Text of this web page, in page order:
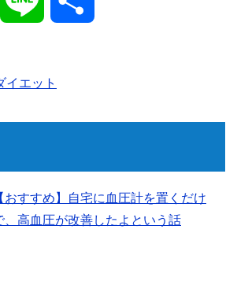
n
イエット
おすすめ】自宅に血圧計を置くだけ
、高血圧が改善したよという話